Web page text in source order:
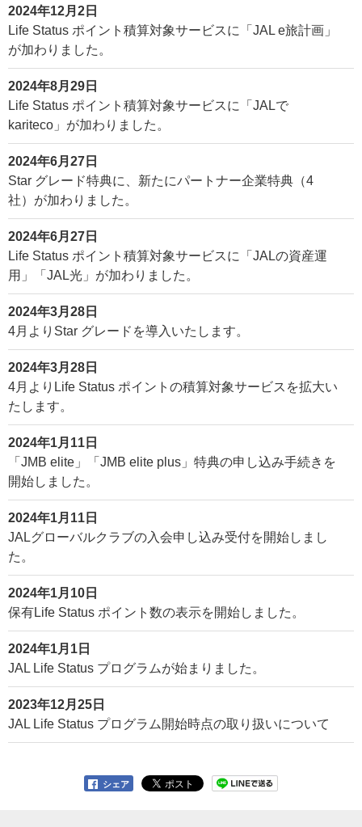
2024年12月2日
Life Status ポイント積算対象サービスに「JAL e旅計画」
が加わりました。
2024年8月29日
Life Status ポイント積算対象サービスに「JALで
kariteco」が加わりました。
2024年6月27日
Star グレード特典に、新たにパートナー企業特典（4
社）が加わりました。
2024年6月27日
Life Status ポイント積算対象サービスに「JALの資産運
用」「JAL光」が加わりました。
2024年3月28日
4月よりStar グレードを導入いたします。
2024年3月28日
4月よりLife Status ポイントの積算対象サービスを拡大い
たします。
2024年1月11日
「JMB elite」「JMB elite plus」特典の申し込み手続きを
開始しました。
2024年1月11日
JALグローバルクラブの入会申し込み受付を開始しまし
た。
2024年1月10日
保有Life Status ポイント数の表示を開始しました。
2024年1月1日
JAL Life Status プログラムが始まりました。
2023年12月25日
JAL Life Status プログラム開始時点の取り扱いについて
シェア